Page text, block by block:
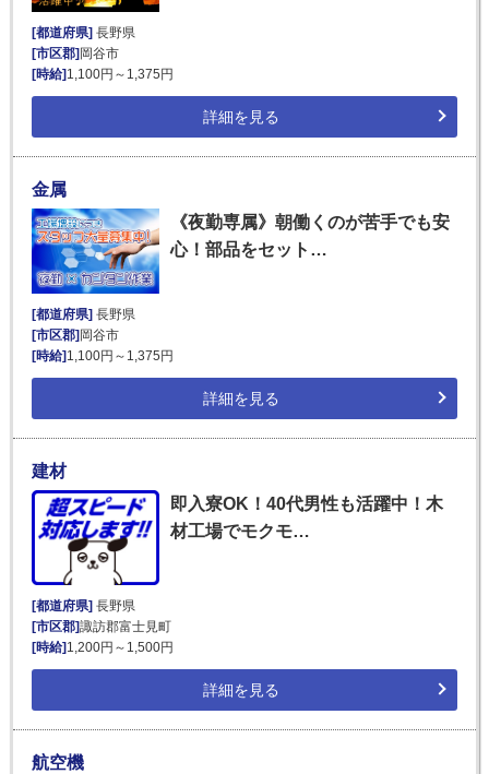
[都道府県] 長野県
[市区郡] 岡谷市
[時給] 1,100円～1,375円
詳細を見る
金属
《夜勤専属》朝働くのが苦手でも安
心！部品をセット…
[都道府県]長野県
[市区郡]岡谷市
[時給]1,100円～1,375円
詳細を見る
建材
即入寮OK！40代男性も活躍中！木
材工場でモクモ…
[都道府県] 長野県
[市区郡]諏訪郡富士見町
[時給] 1,200円～1,500円
詳細を見る
航空機